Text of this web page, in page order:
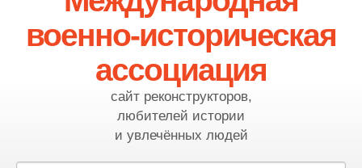
военно-историческая
ассоциация
сайт реконструкторов,
любителей истории
и увлечённых людей